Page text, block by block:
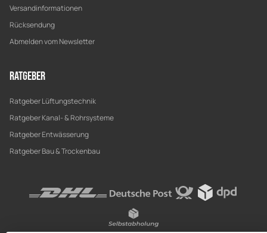
Versandinformationen
Rücksendung
Abmelden vom Newsletter
Ratgeber
Ratgeber Lüftungstechnik
Ratgeber Kanal- & Rohrsysteme
Ratgeber Entwässerung
Ratgeber Bau & Trockenbau